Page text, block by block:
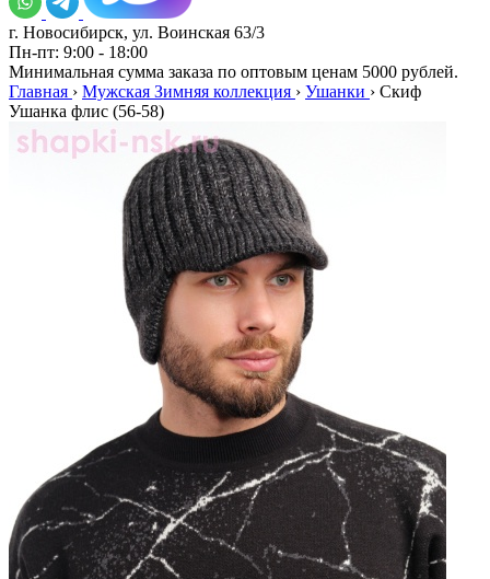
г. Новосибирск, ул. Воинская 63/3
Пн-пт: 9:00 - 18:00
Минимальная сумма заказа по оптовым ценам 5000 рублей.
Главная › Мужская Зимняя коллекция › Ушанки › Скиф
Ушанка флис (56-58)